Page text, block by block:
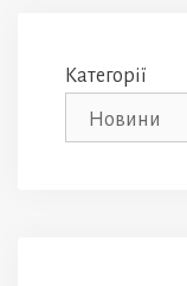
Категорії